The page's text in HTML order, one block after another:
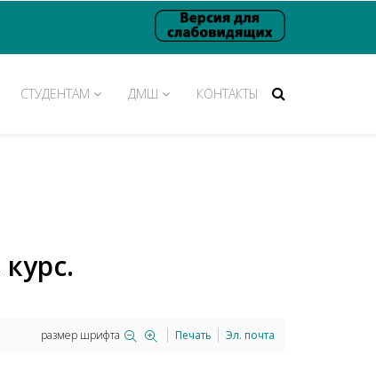
СТУДЕНТАМ ДМШ КОНТАКТЫ
размер шрифта Печать Эл. почта